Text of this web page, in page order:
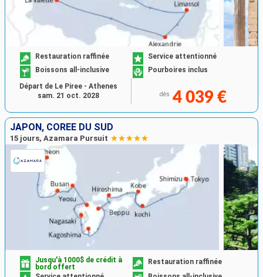
Restauration raffinée
Service attentionné
Boissons all-inclusive
Pourboires inclus
dès 4 039 €
Départ de Le Piree - Athenes
sam. 21 oct. 2028
JAPON, CORÉE DU SUD
15 jours, Azamara Pursuit
Jusqu'à 1000$ de crédit à
bord offert
Restauration raffinée